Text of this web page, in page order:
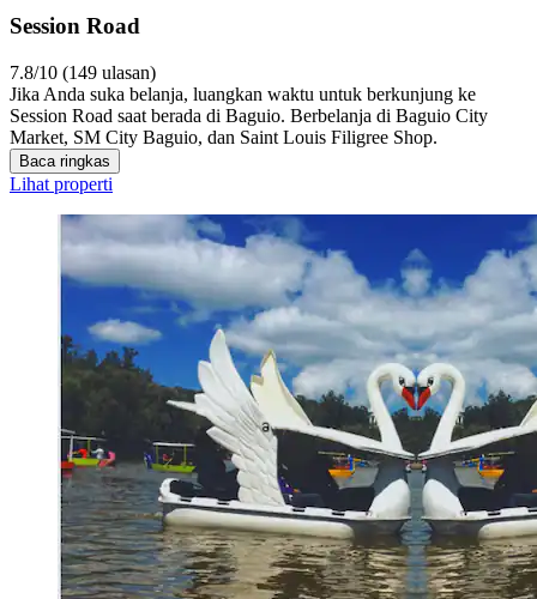
Session Road
7.8/10 (149 ulasan)
Jika Anda suka belanja, luangkan waktu untuk berkunjung ke
Session Road saat berada di Baguio. Berbelanja di Baguio City
Market, SM City Baguio, dan Saint Louis Filigree Shop.
Baca ringkas
Lihat properti